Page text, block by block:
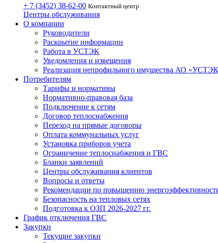
+ 7 (3452) 38-62-00 Контактный центр
Центры обслуживания
О компании
Руководители
Раскрытие информации
Работа в УСТЭК
Уведомления и извещения
Реализация непрофильного имущества АО
Потребителям
Тарифы и нормативы
Нормативно-правовая база
Подключение к сетям
Договор теплоснабжения
Переход на прямые договоры
Оплата коммунальных услуг
Установка приборов учета
Ограничение теплоснабжения и ГВС
Бланки заявлений
Центры обслуживания клиентов
Вопросы и ответы
Рекомендации по повышению
Безопасность на тепловых сетях
Подготовка к ОЗП 2026-2027 гг.
График отключения ГВС
Закупки
Текущие закупки